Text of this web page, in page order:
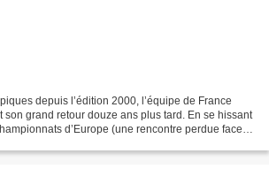
depuis l’édition 2000, l’équipe de France
son grand retour douze ans plus tard. En se hissant
d’Europe (une rencontre perdue face